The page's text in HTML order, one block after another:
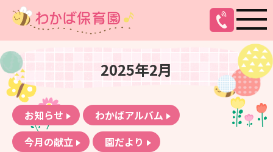
2025年2月
お知らせ
わかばアルバム
今月の献立
園だより